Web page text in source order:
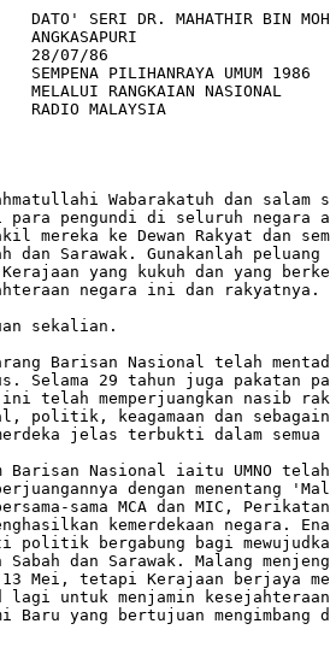
Wabarakatuh dan salam
para pengundi di seluruh negara
mereka ke Dewan Rakyat dan
dan Sarawak. Gunakanlah
yang kukuh dan yang
negara ini dan rakyatnya.
sekalian.
Barisan Nasional telah
Selama 29 tahun juga pakatan
ini telah memperjuangkan nasib
politik, keagamaan dan
jelas terbukti dalam semua
Nasional iaitu UMNO
dengan menentang
sama MCA dan MIC,
kemerdekaan negara.
bergabung bagi
dan Sarawak. Malang
Mei, tetapi Kerajaan berjaya
lagi untuk menjamin
Baru yang bertujuan mengimbang